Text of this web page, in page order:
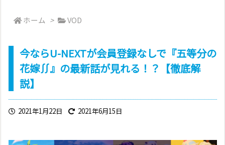
ホーム > VOD
今ならU-NEXTが会員登録なしで『五等分の
花嫁∬』の最新話が見れる！？【徹底解
説】
2021年1月22日 2021年6月15日